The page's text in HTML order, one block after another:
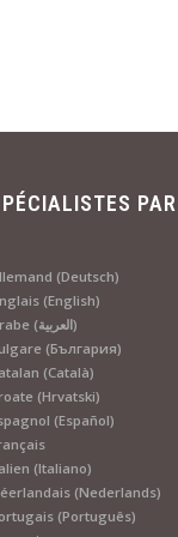
(Deutsch)
(English)
Arabe (العربية)
(България)
(Català)
(Hrvatski)
(Español)
(Italiano)
(Nederlands)
(Português)